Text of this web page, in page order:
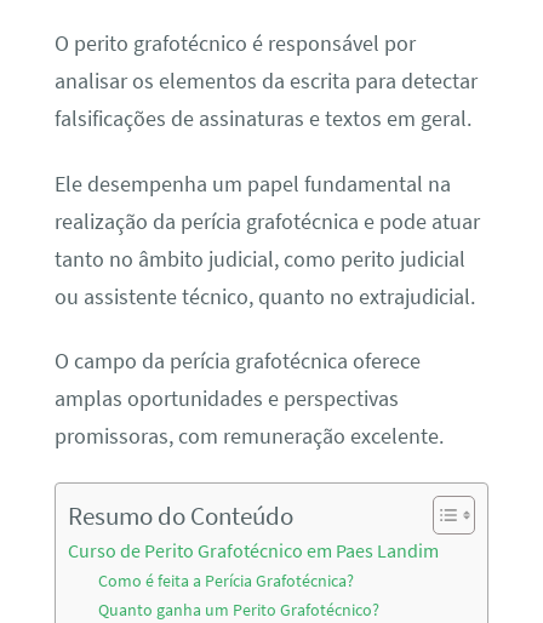
O perito grafotécnico é responsável por
analisar os elementos da escrita para detectar
falsificações de assinaturas e textos em geral.
Ele desempenha um papel fundamental na
realização da perícia grafotécnica e pode atuar
tanto no âmbito judicial, como perito judicial
ou assistente técnico, quanto no extrajudicial.
O campo da perícia grafotécnica oferece
amplas oportunidades e perspectivas
promissoras, com remuneração excelente.
Resumo do Conteúdo
Curso de Perito Grafotécnico em Paes Landim
Como é feita a Perícia Grafotécnica?
Quanto ganha um Perito Grafotécnico?